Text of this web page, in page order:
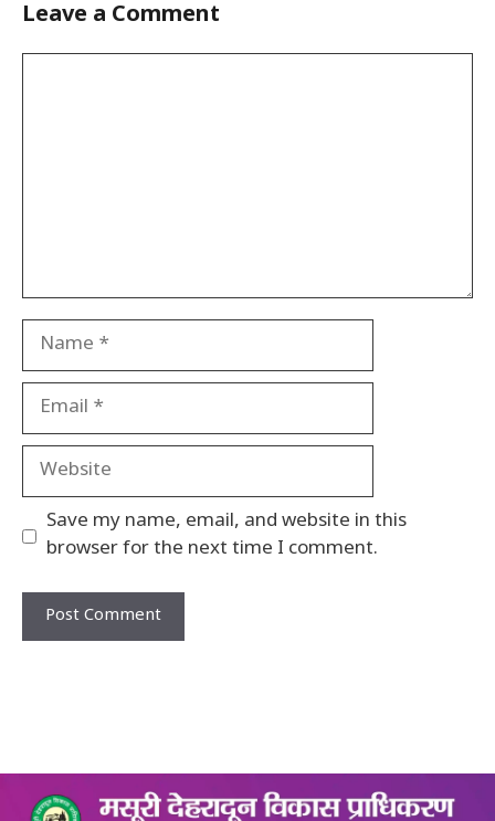
Leave a Comment
Name
Email
Website
Save my name, email, and website in this
browser for the next time I comment.